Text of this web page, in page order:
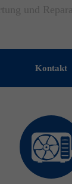
und
Kontakt